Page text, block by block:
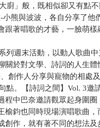
大廚」般，既相似卻又有點
熊與波波，各自分享了他
著唱歌的才藝，一臉萌樣
列週末活動，以動人歌曲
關於對文學、詩詞的人生
創作人分享與寵物的相處
點。【詩詞之間】Vol. 3邀
程中巴奈邀請觀眾起身圍
榆鈞也同時現場演唱歌曲
作，就有著不同的想法及